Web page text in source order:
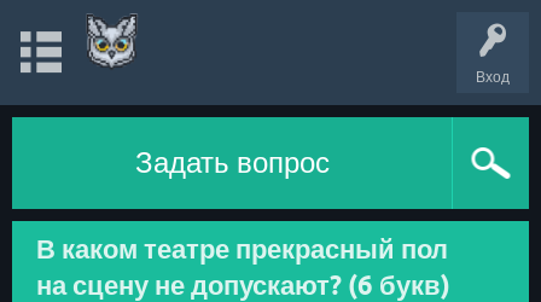
Вход
Задать вопрос
В каком театре прекрасный пол
на сцену не допускают? (6 букв)